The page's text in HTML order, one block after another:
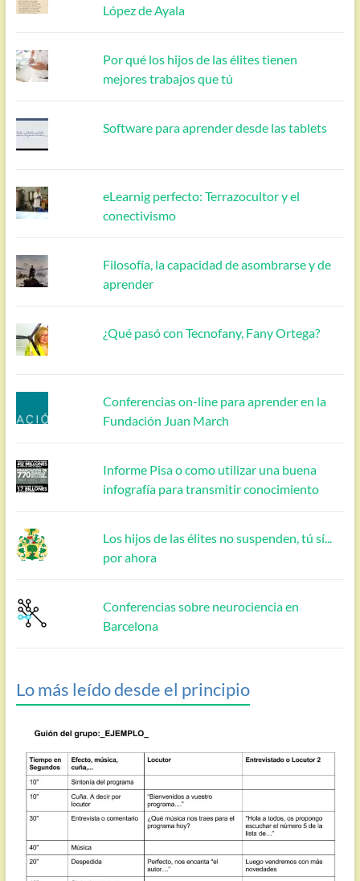
López de Ayala
Por qué los hijos de las élites tienen
mejores trabajos que tú
Software para aprender desde las tablets
eLearnig perfecto: Terrazocultor y el
conectivismo
Filosofía, la capacidad de asombrarse y de
aprender
¿Qué pasó con Tecnofany, Fany Ortega?
Conferencias on-line para aprender en la
Fundación Juan March
Informe Pisa o como utilizar una buena
infografía para transmitir conocimiento
Los hijos de las élites no suspenden, tú sí...
por ahora
Conferencias sobre neurociencia en
Barcelona
Lo más leído desde el principio